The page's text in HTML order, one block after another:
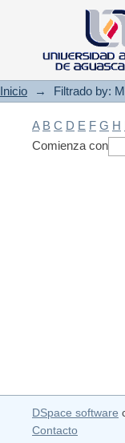
Filtrado
Inicio → Filtrado by:
A B C D E F G H
Comienza con
DSpace software
Contacto